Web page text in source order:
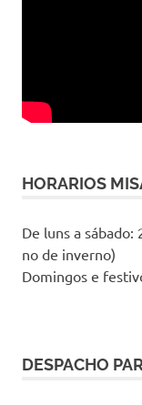
HORARIOS
De luns a
no de inverno)
Domingos e
DESPACHO